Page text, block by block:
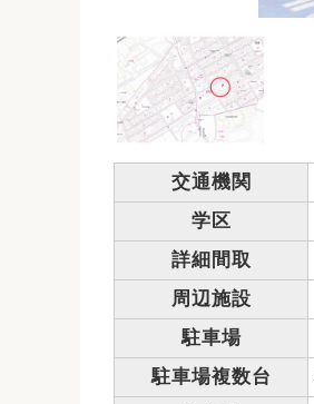
交通機関
学区
詳細間取
周辺施設
駐車場
駐車場複数台